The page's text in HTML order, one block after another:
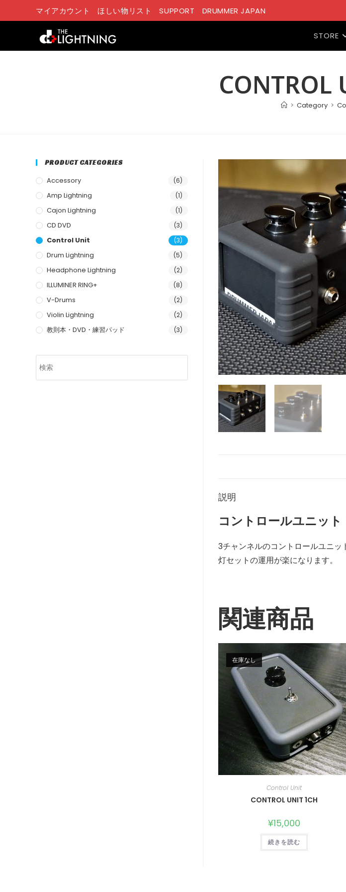
マイアカウント ほしい物リスト SUPPORT DRUMMER JAPAN
STORE
CONTROL
> Category >
説明
コントロールユニット
3チャンネルのコントロールユニ
灯セットの運用が楽になります。
関連商品
在庫なし
Control Unit
CONTROL UNIT 1CH
¥15,000
続きを読む
PRODUCT CATEGORIES
Accessory (6)
Amp Lightning (1)
Cajon Lightning (1)
CD DVD (3)
Control Unit (3)
Drum Lightning (5)
Headphone Lightning (2)
ILLUMINER RING+ (8)
V-Drums (2)
Violin Lightning (2)
教則本・DVD・練習パッド (3)